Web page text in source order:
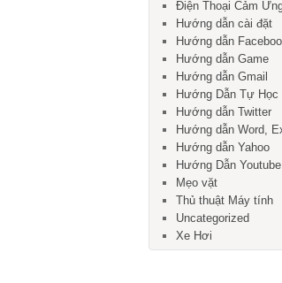
Điện Thoại Cảm
Hướng dẫn cài đặt
Hướng dẫn
Hướng dẫn Game
Hướng dẫn Gmail
Hướng Dẫn Tự Học
Hướng dẫn Twitter
Hướng dẫn Word,
Hướng dẫn Yahoo
Hướng Dẫn Youtube
Mẹo vặt
Thủ thuật Máy tính
Uncategorized
Xe Hơi